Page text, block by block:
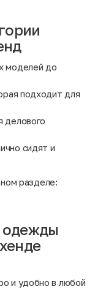
моделей до
подходит для
делового
сидят и
разделе:
одежды
и удобно в любой